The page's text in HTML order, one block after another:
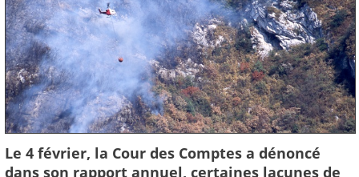
Le 4 février, la Cour des Comptes a dénoncé
dans son rapport annuel, certaines lacunes de